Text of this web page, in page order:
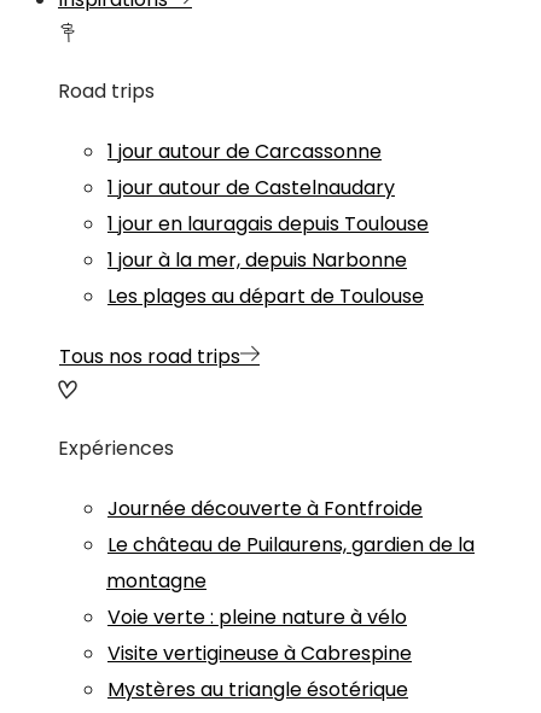
Road trips
1 jour autour de Carcassonne
1 jour autour de Castelnaudary
1 jour en lauragais depuis Toulouse
1 jour à la mer, depuis Narbonne
Les plages au départ de Toulouse
Tous nos road trips
Expériences
Journée découverte à Fontfroide
Le château de Puilaurens, gardien de la
montagne
Voie verte : pleine nature à vélo
Visite vertigineuse à Cabrespine
Mystères au triangle ésotérique